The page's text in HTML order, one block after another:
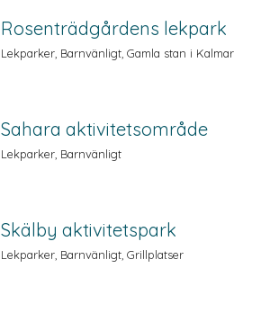
Rosenträdgårdens lekpark
Lekparker, Barnvänligt, Gamla stan i Kalmar
Sahara aktivitetsområde
Lekparker, Barnvänligt
Skälby aktivitetspark
Lekparker, Barnvänligt, Grillplatser